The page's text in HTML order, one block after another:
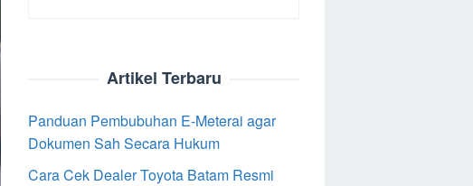
Artikel Terbaru
Panduan Pembubuhan E-Meterai agar
Dokumen Sah Secara Hukum
Cara Cek Dealer Toyota Batam Resmi